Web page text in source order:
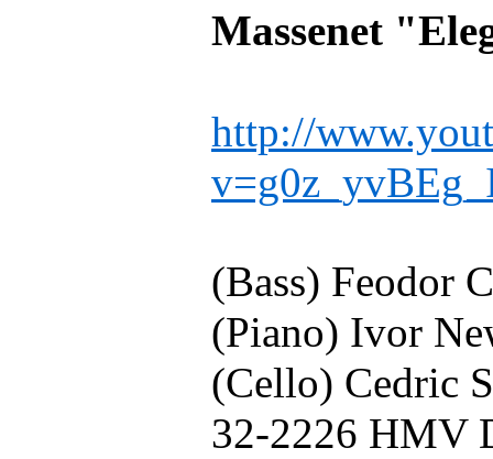
Massenet
http://
(Bass) Feodor
(Piano) Ivor
(Cello) Cedric
32-2226 HMV